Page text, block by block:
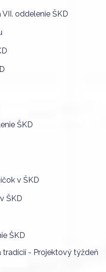
oddelenie ŠKD
ŠKD
v ŠKD
ŠKD
ŠKD
- Projektový týždeň